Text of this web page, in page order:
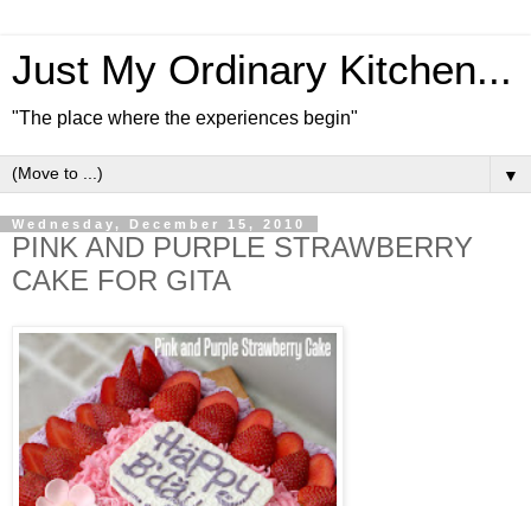
Just My Ordinary Kitchen...
"The place where the experiences begin"
▼
Wednesday, December 15, 2010
PINK AND PURPLE STRAWBERRY
CAKE FOR GITA